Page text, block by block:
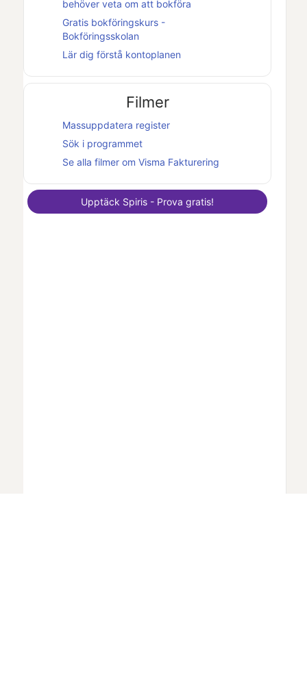
behöver veta om att bokföra
Gratis bokföringskurs -
Bokföringsskolan
Lär dig förstå kontoplanen
Filmer
Massuppdatera register
Sök i programmet
Se alla filmer om Visma Fakturering
Upptäck Spiris - Prova gratis!